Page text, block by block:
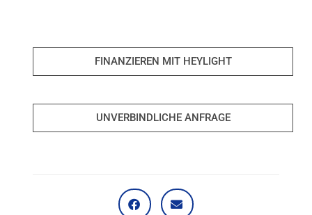
FINANZIEREN MIT HEYLIGHT
UNVERBINDLICHE ANFRAGE